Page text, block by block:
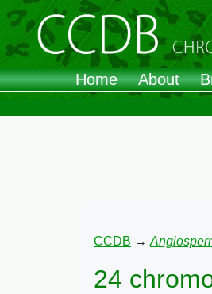
Home About
CCDB →
24